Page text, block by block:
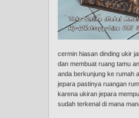
cermin hiasan dinding ukir
dan membuat ruang tamu
anda berkunjung ke rumah
jepara pastinya ruangan
karena ukiran jepara
sudah terkenal di mana